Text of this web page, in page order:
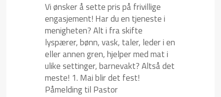
GI EN GAVE
MIN SIDE
Vi ønsker å sette pris på frivillige
engasjement! Har du en tjeneste i
menigheten? Alt i fra skifte
lyspærer, bønn, vask, taler, leder i en
eller annen gren, hjelper med mat i
ulike settinger, barnevakt? Altså det
meste! 1. Mai blir det fest!
Påmelding til Pastor